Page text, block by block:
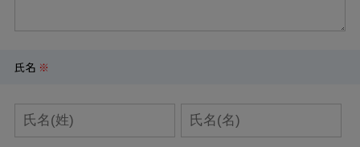
会員登録でお得
NEWS一覧
利用規約
氏名 ※